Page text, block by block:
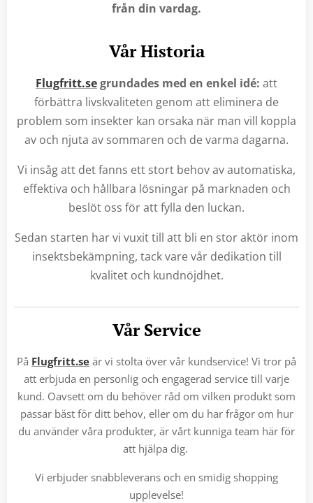
från din vardag.
Vår Historia
Flugfritt.segrundades med en enkel idé: att
förbättra livskvaliteten genom att eliminera de
problem som insekter kan orsaka när man vill koppla
av och njuta av sommaren och de varma dagarna.
Vi insåg att det fanns ett stort behov av automatiska,
effektiva och hållbara lösningar på marknaden och
beslöt oss för att fylla den luckan.
Sedan starten har vi vuxit till att bli en stor aktör inom
insektsbekämpning, tack vare vår dedikation till
kvalitet och kundnöjdhet.
Vår Service
På Flugfritt.seär vi stolta över vår kundservice! Vi tror på
att erbjuda en personlig och engagerad service till varje
kund. Oavsett om du behöver råd om vilken produkt som
passar bäst för ditt behov, eller om du har frågor om hur
du använder våra produkter, är vårt kunniga team här för
att hjälpa dig.
Vi erbjuder snabbleverans och en smidig shopping
upplevelse!